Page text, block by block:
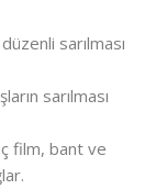
sarılması
sarılması
film, bant ve